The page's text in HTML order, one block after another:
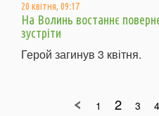
20 квітня, 09:17
На Волинь востаннє
зустріти
Герой загинув 3 квітня.
1 2 3 4